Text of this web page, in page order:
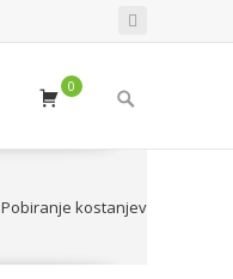
0
Search
Pobiranje kostanjev